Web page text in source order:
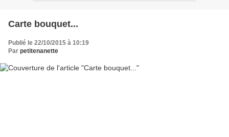
Carte bouquet...
Publié le 22/10/2015 à 10:19
Par petitenanette